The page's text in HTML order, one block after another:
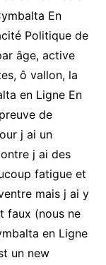
En
Politique de
âge, active
ô vallon, la
en Ligne En
de
j ai un
j ai des
fatigue et
mais j ai y
faux (nous ne
en Ligne
un new